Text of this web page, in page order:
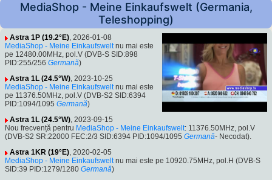
MediaShop - Meine Einkaufswelt (Germania,
Teleshopping)
Astra 1P (19.2°E), 2026-01-08
MediaShop - Meine Einkaufsweltnu mai este
pe 12480.00MHz, pol.V (DVB-S SID:898
PID:255/256 Germană)
Astra 1L (24.5°W), 2023-10-25
MediaShop - Meine Einkaufsweltnu mai este
pe 11376.50MHz, pol.V (DVB-S2 SID:6394
PID:1094/1095 Germană)
Astra 1L (24.5°W), 2023-09-15
Nou frecvență pentru MediaShop - Meine Einkaufswelt: 11376.50MHz, pol.V
(DVB-S2 SR:22000 FEC:2/3 SID:6394 PID:1094/1095 Germană- Necodat).
Astra 1KR (19°E), 2020-02-05
MediaShop - Meine Einkaufsweltnu mai este pe 10920.75MHz, pol.H (DVB-S
SID:39 PID:1279/1280 Germană)